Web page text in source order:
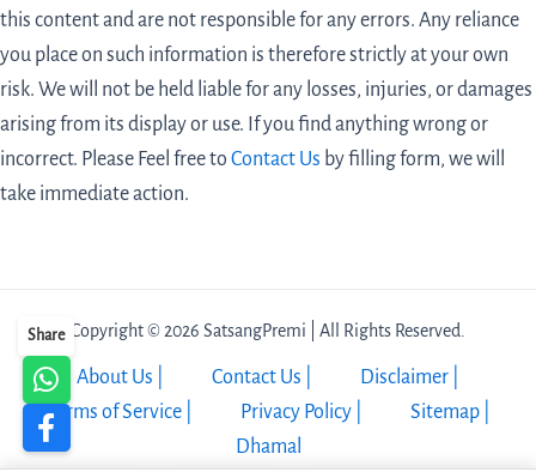
Share
this content and are not responsible for any errors. Any reliance
you place on such information is therefore strictly at your own
risk. We will not be held liable for any losses, injuries, or damages
arising from its display or use. If you find anything wrong or
incorrect. Please Feel free to Contact Us by filling form, we will
take immediate action.
Copyright © 2026 SatsangPremi | All Rights Reserved.
About Us | Contact Us |
Disclaimer |
Terms of Service |
Privacy Policy |
Sitemap |
Dhamal